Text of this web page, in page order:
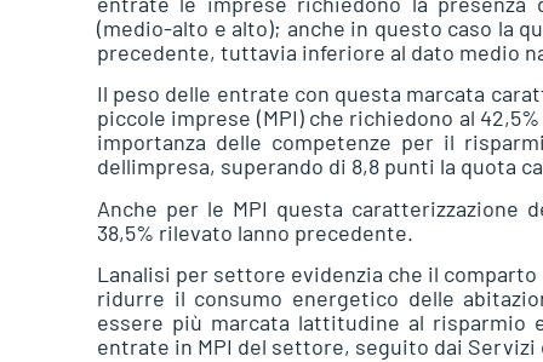
(medio-alto e alto); anche in questo caso la
precedente, tuttavia inferiore al dato medio
Il peso delle entrate con questa marcata
piccole imprese (MPI) che richiedono al
importanza delle competenze per il
dellimpresa, superando di 8,8 punti la quota
Anche per le MPI questa
38,5% rilevato lanno precedente.
Lanalisi per settore evidenzia che il
ridurre il consumo energetico delle
essere più marcata lattitudine al
entrate in MPI del settore, seguito dai Servizi